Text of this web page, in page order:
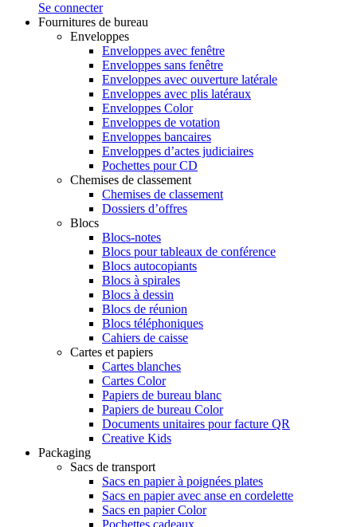
Se connecter
Fournitures de bureau
Enveloppes
Enveloppes avec fenêtre
Enveloppes sans fenêtre
Enveloppes avec ouverture latérale
Enveloppes avec plis latéraux
Enveloppes Color
Enveloppes de votation
Enveloppes bancaires
Enveloppes d’actes judiciaires
Pochettes pour CD
Chemises de classement
Chemises de classement
Dossiers d’offres
Blocs
Blocs-notes
Blocs pour tableaux de conférence
Blocs autocopiants
Blocs à spirales
Blocs à dessin
Blocs de réunion
Blocs téléphoniques
Cahiers de caisse
Cartes et papiers
Cartes blanches
Cartes Color
Papiers de bureau blanc
Papiers de bureau Color
Documents unitaires pour facture QR
Creative Kids
Packaging
Sacs de transport
Sacs en papier à poignées plates
Sacs en papier avec anse en cordelette
Sacs en papier Color